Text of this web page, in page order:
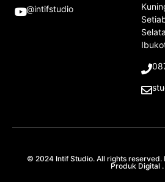
@intifstudio
© 2024 Intif Studio. All rights reserved.
Produk Digital.